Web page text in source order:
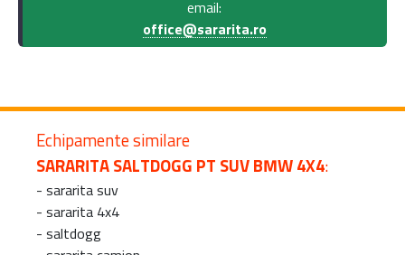
email:
office@sararita.ro
Echipamente similare
SARARITA SALTDOGG PT SUV BMW 4X4:
- sararita suv
- sararita 4x4
- saltdogg